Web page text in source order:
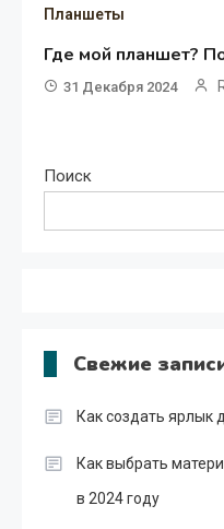
Планшеты
Где мой планшет?
31 Декабря 2024
Поиск
Свежие
Как создать ярлык
Как выбрать
в 2024 году